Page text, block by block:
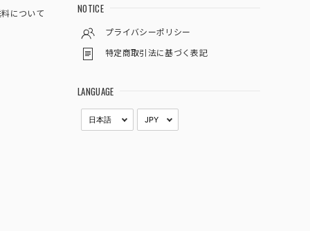
について NOTICE
プライバシーポリシー
特定商取引法に基づく表記
LANGUAGE